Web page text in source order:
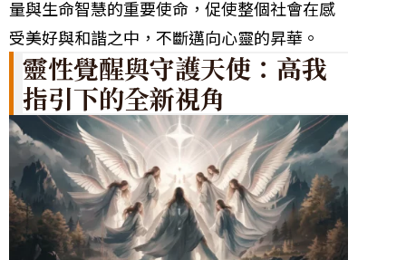
量與生命智慧的重要使命，促使整個社會在感
受美好與和諧之中，不斷邁向心靈的昇華。
靈性覺醒與守護天使：高我
指引下的全新視角